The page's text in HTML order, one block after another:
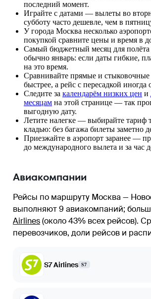
последний момент.
Играйте с датами — вылеты во
субботу часто дешевле, чем в
У города Москва несколько
покупкой сравните цены и время в
Самый бюджетный месяц для
обычно январь: если даты гибкие,
на это время.
Сравнивайте прямые и
быстрее, а рейс с пересадкой
Следите за календарём низких цен и
месяцам на этой странице — так
выгодную дату.
Летите налегке — выбирайте тариф
кладью: без багажа билеты заметно
Приезжайте в аэропорт заранее —
до международного вылета и за час
Авиакомпании
Рейсы по маршруту Москва —
выполняют 9 авиакомпаний;
Airlines(около 43% всех рейсов).
перевозчиков, доли рейсов и
S7 Airlines S7